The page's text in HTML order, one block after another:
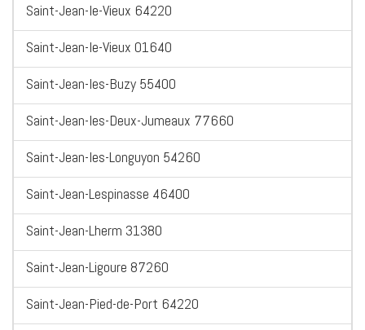
Saint-Jean-le-Vieux 64220
Saint-Jean-le-Vieux 01640
Saint-Jean-les-Buzy 55400
Saint-Jean-les-Deux-Jumeaux 77660
Saint-Jean-les-Longuyon 54260
Saint-Jean-Lespinasse 46400
Saint-Jean-Lherm 31380
Saint-Jean-Ligoure 87260
Saint-Jean-Pied-de-Port 64220